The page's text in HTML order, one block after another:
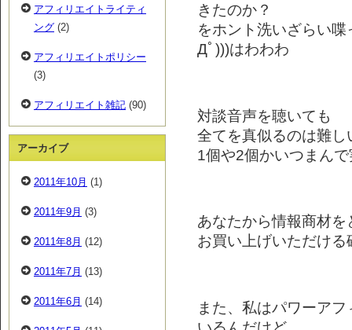
きたのか？
をホント洗いざらい
Дﾟ)))はわわわ
対談音声を聴いても
全てを真似るのは難し
1個や2個かいつまん
あなたから情報商材を
お買い上げいただけ
また、私はパワーア
アフィリエイトライティ
ング (2)
アフィリエイトポリシー
(3)
アフィリエイト雑記 (90)
アーカイブ
2011年10月 (1)
2011年9月 (3)
2011年8月 (12)
2011年7月 (13)
2011年6月 (14)